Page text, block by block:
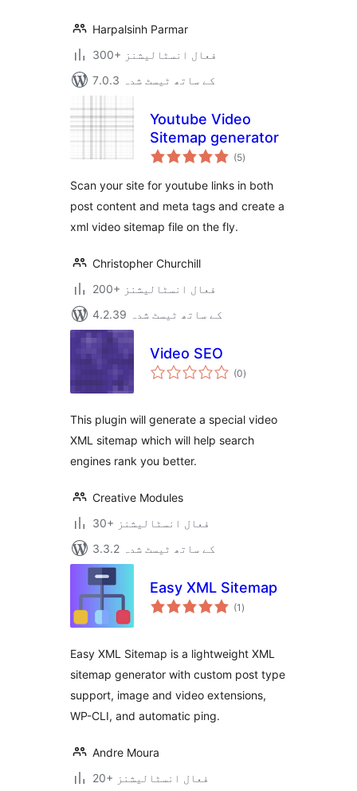
Harpalsinh Parmar
300+ فعال انسٹالیشنز
7.0.3 کے ساتھ ٹیسٹ شدہ
Youtube Video
Sitemap generator
(5مجموعی
درجہ
)
Scan your site for youtube links in both
post content and meta tags and create a
xml video sitemap file on the fly.
Christopher Churchill
200+ فعال انسٹالیشنز
4.2.39 کے ساتھ ٹیسٹ شدہ
Video SEO
(0مجموعی
درجہ
)
This plugin will generate a special video
XML sitemap which will help search
engines rank you better.
Creative Modules
30+ فعال انسٹالیشنز
3.3.2 کے ساتھ ٹیسٹ شدہ
Easy XML Sitemap
(1 مجموعی
درجہ
)
Easy XML Sitemap is a lightweight XML
sitemap generator with custom post type
support, image and video extensions,
WP-CLI, and automatic ping.
Andre Moura
20+ فعال انسٹالیشنز